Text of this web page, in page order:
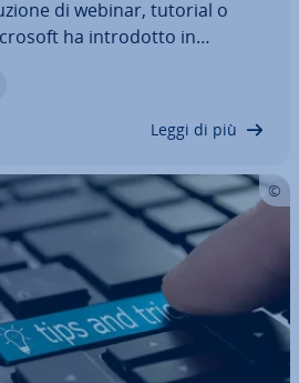
di webinar, tutorial o
ha in­tro­dot­to in
attivi sullo schermo,
Leggi di più